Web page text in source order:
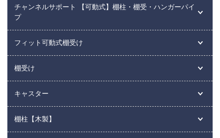
チャンネルサポート 【可動式】棚柱・棚受・ハンガーパイ
プ
フィット可動式棚受け
棚受け
キャスター
棚柱【木製】